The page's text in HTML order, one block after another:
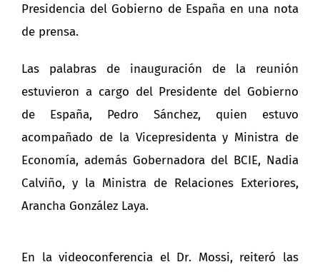
Presidencia del Gobierno de España en una nota
de prensa.
Las palabras de inauguración de la reunión
estuvieron a cargo del Presidente del Gobierno
de España, Pedro Sánchez, quien estuvo
acompañado de la Vicepresidenta y Ministra de
Economía, además Gobernadora del BCIE, Nadia
Calviño, y la Ministra de Relaciones Exteriores,
Arancha González Laya.
En la videoconferencia el Dr. Mossi, reiteró las